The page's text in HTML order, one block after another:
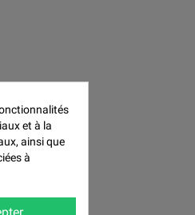
et à la
ainsi que
à